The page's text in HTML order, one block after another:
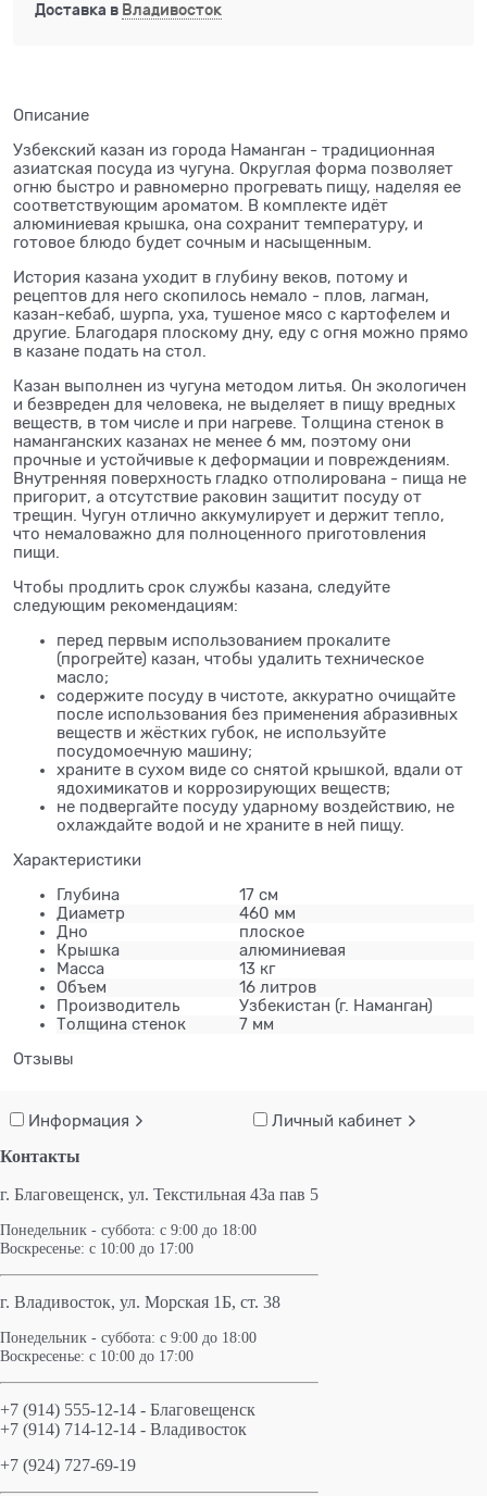
Доставка в Владивосток
Описание
Узбекский казан из города Наманган - традиционная
азиатская посуда из чугуна. Округлая форма позволяет
огню быстро и равномерно прогревать пищу, наделяя ее
соответствующим ароматом. В комплекте идёт
алюминиевая крышка, она сохранит температуру, и
готовое блюдо будет сочным и насыщенным.
История казана уходит в глубину веков, потому и
рецептов для него скопилось немало - плов, лагман,
казан-кебаб, шурпа, уха, тушеное мясо с картофелем и
другие. Благодаря плоскому дну, еду с огня можно прямо
в казане подать на стол.
Казан выполнен из чугуна методом литья. Он экологичен
и безвреден для человека, не выделяет в пищу вредных
веществ, в том числе и при нагреве. Толщина стенок в
наманганских казанах не менее 6 мм, поэтому они
прочные и устойчивые к деформации и повреждениям.
Внутренняя поверхность гладко отполирована - пища не
пригорит, а отсутствие раковин защитит посуду от
трещин. Чугун отлично аккумулирует и держит тепло,
что немаловажно для полноценного приготовления
пищи.
Чтобы продлить срок службы казана, следуйте
следующим рекомендациям:
перед первым использованием прокалите
(прогрейте) казан, чтобы удалить техническое
масло;
содержите посуду в чистоте, аккуратно очищайте
после использования без применения абразивных
веществ и жёстких губок, не используйте
посудомоечную машину;
храните в сухом виде со снятой крышкой, вдали от
ядохимикатов и коррозирующих веществ;
не подвергайте посуду ударному воздействию, не
охлаждайте водой и не храните в ней пищу.
Характеристики
Глубина
17 см
Диаметр
460 мм
Дно
плоское
Крышка
алюминиевая
Масса
13 кг
Объем
16 литров
Производитель
Узбекистан (г. Наманган)
Толщина стенок
7 мм
Отзывы
Информация Личный кабинет
Контакты
г. Благовещенск, ул. Текстильная 43а пав 5
Понедельник - суббота: с 9:00 до 18:00
Воскресенье: с 10:00 до 17:00
г. Владивосток, ул. Морская 1Б, ст. 38
Понедельник - суббота: с 9:00 до 18:00
Воскресенье: с 10:00 до 17:00
+7 (914) 555-12-14 - Благовещенск
+7 (914) 714-12-14 - Владивосток
+7 (924) 727-69-19